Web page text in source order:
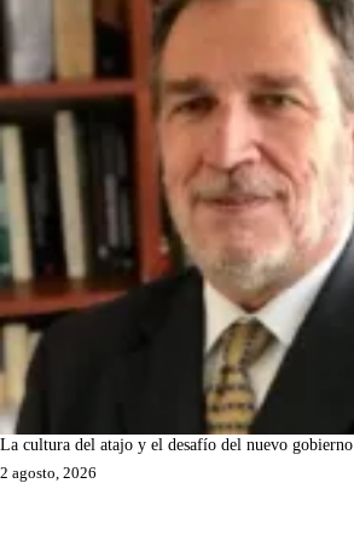
La cultura del atajo y el desafío del nuevo gobierno
2 agosto, 2026